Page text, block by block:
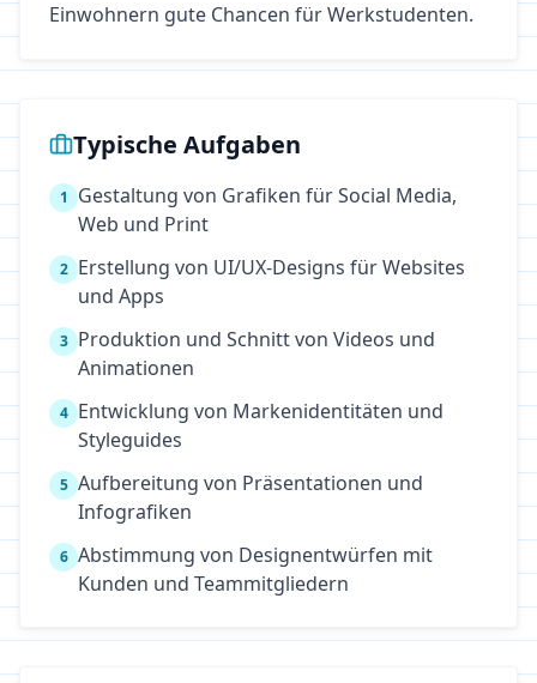
Einwohnern gute Chancen für Werkstudenten.
Typische Aufgaben
1
Gestaltung von Grafiken für Social Media,
Web und Print
2 Erstellung von UI/UX-Designs für Websites
und Apps
3 Produktion und Schnitt von Videos und
Animationen
4 Entwicklung von Markenidentitäten und
Styleguides
5 Aufbereitung von Präsentationen und
Infografiken
6 Abstimmung von Designentwürfen mit
Kunden und Teammitgliedern